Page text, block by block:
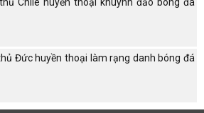
Đức huyền thoại làm rạng danh bóng đá